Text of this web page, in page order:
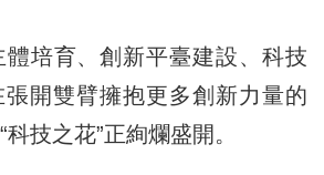
育、創新平臺建設、科技
開雙臂擁抱更多創新力量的
技之花”正絢爛盛開。